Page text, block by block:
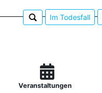
Im Todesfall
Veranstaltungen